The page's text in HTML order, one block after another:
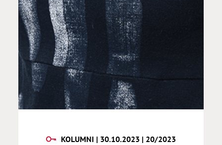
KOLUMNI | 30.10.2023 | 20/2023